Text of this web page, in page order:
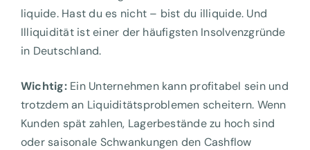
liquide. Hast du es nicht – bist du illiquide. Und
Illiquidität ist einer der häufigsten Insolvenzgründe
in Deutschland.
Wichtig:Ein Unternehmen kann profitabel sein und
trotzdem an Liquiditätsproblemen scheitern. Wenn
Kunden spät zahlen, Lagerbestände zu hoch sind
oder saisonale Schwankungen den Cashflow